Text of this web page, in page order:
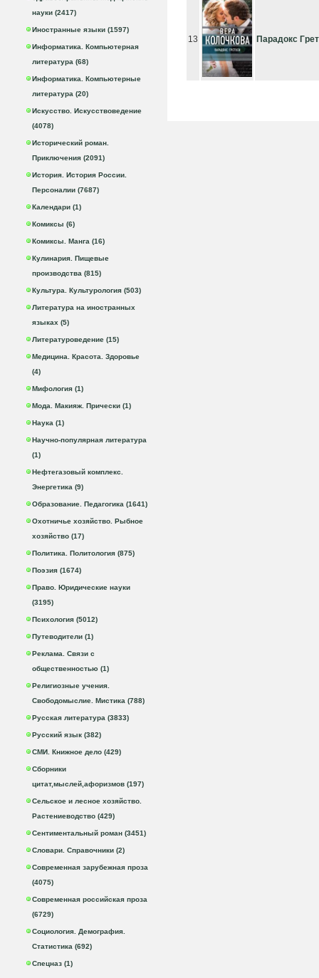
науки (2417)
Иностранные языки (1597)
Информатика. Компьютерная
литература (68)
Информатика. Компьютерные
литература (20)
Искусство. Искусствоведение
(4078)
Исторический роман.
Приключения (2091)
История. История России.
Персоналии (7687)
Календари (1)
Комиксы (6)
Комиксы. Манга (16)
Кулинария. Пищевые
производства (815)
Культура. Культурология (503)
Литература на иностранных
языках (5)
Литературоведение (15)
Медицина. Красота. Здоровье
(4)
Мифология (1)
Мода. Макияж. Прически (1)
Наука (1)
Научно-популярная литература
(1)
Нефтегазовый комплекс.
Энергетика (9)
Образование. Педагогика (1641)
Охотничье хозяйство. Рыбное
хозяйство (17)
Политика. Политология (875)
Поэзия (1674)
Право. Юридические науки
(3195)
Психология (5012)
Путеводители (1)
Реклама. Связи с
общественностью (1)
Религиозные учения.
Свободомыслие. Мистика (788)
Русская литература (3833)
Русский язык (382)
СМИ. Книжное дело (429)
Сборники
цитат,мыслей,афоризмов (197)
Сельское и лесное хозяйство.
Растениеводство (429)
Сентиментальный роман (3451)
Словари. Справочники (2)
Современная зарубежная проза
(4075)
Современная российская проза
(6729)
Социология. Демография.
Статистика (692)
Спецназ (1)
13 Парадокс